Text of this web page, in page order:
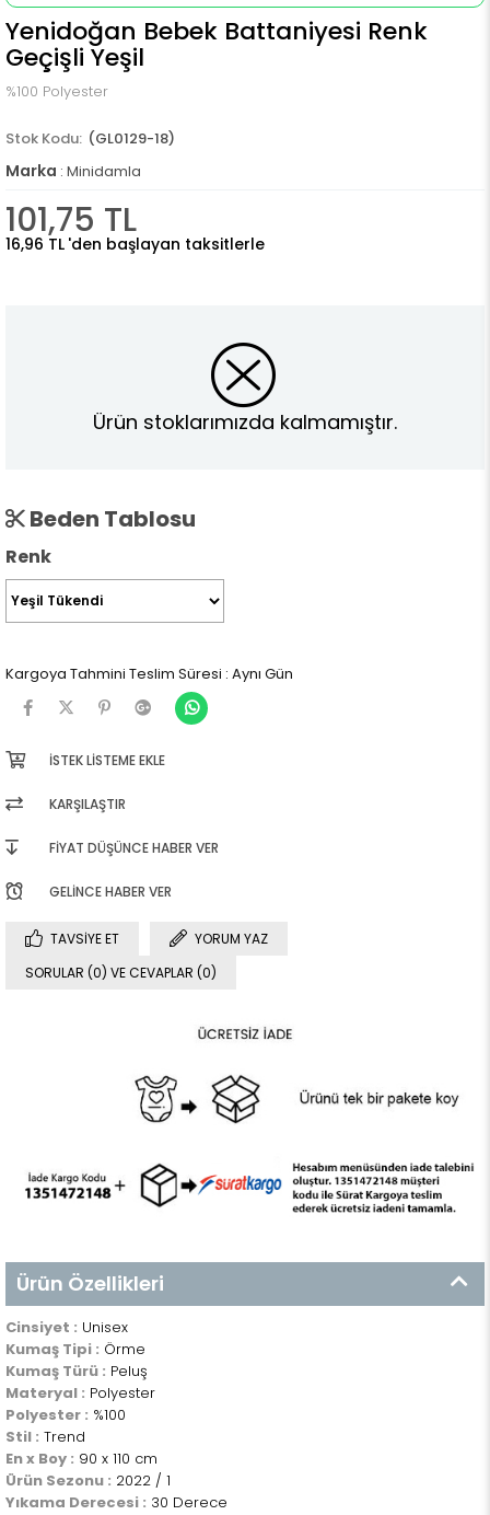
Yenidoğan Bebek Battaniyesi Renk
Geçişli Yeşil
%100 Polyester
(GL0129-18)
Marka : Minidamla
101,75 TL
16,96 TL 'den başlayan taksitlerle
Ürün stoklarımızda kalmamıştır.
Beden Tablosu
Renk
Kargoya Tahmini Teslim Süresi : Aynı Gün
İSTEK LISTEME EKLE
KARŞILAŞTIR
FIYAT DÜŞÜNCE HABER VER
GELINCE HABER VER
TAVSIYE ET
YORUM YAZ
SORULAR (0) VE CEVAPLAR (0)
Ürün Özellikleri
Cinsiyet : Unisex
Kumaş Tipi : Örme
Kumaş Türü : Peluş
Materyal : Polyester
Polyester : %100
Stil : Trend
En x Boy : 90 x 110 cm
Ürün Sezonu : 2022 / 1
Yıkama Derecesi : 30 Derece